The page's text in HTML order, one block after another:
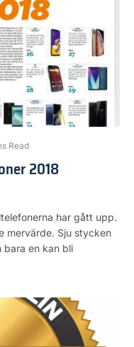
Read
2018
har gått upp.
mervärde. Sju stycken
bara en kan bli